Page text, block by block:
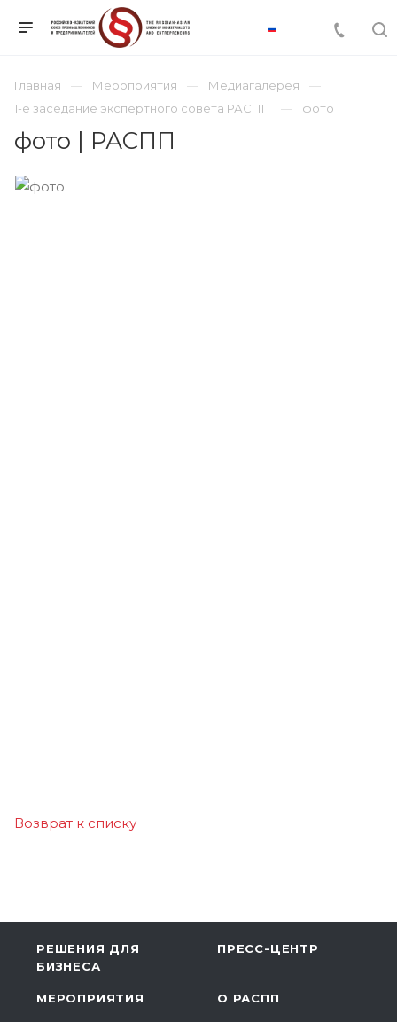
Главная Мероприятия
Медиагалерея
1-е заседание экспертного совета РАСПП
фото
фото | РАСПП
Возврат к списку
РЕШЕНИЯ ДЛЯ
БИЗНЕСА
ПРЕСС-ЦЕНТР
МЕРОПРИЯТИЯ О РАСПП